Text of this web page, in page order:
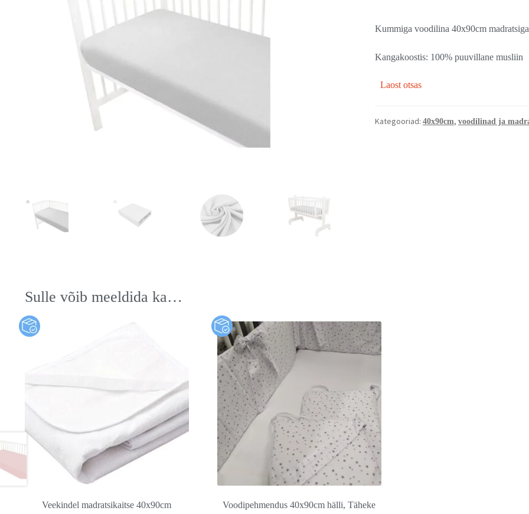
Kummiga voodilina 40x90cm
Kangakoostis: 100% puuvillane musliin
Laost otsas
Kategooriad: 40x90cm, voodilinad ja
Sulle võib meeldida ka…
Veekindel madratsikaitse 40x90cm Voodipehmendus 40x90cm hälli, Täheke